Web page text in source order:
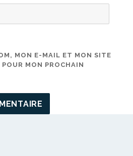
MON E-MAIL ET MON SITE
MON PROCHAIN